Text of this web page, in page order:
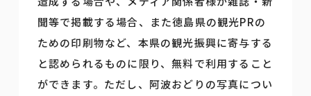
聞等で掲載する場合、また徳島県の観光PRの
ための印刷物など、本県の観光振興に寄与する
と認められるものに限り、無料で利用すること
ができます。ただし、阿波おどりの写真につい